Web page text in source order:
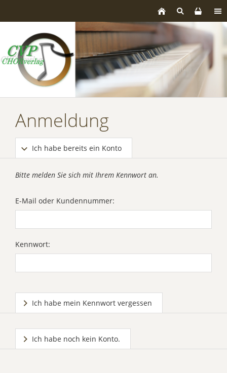
Anmeldung
Ich habe bereits ein Konto
Bitte melden Sie sich mit Ihrem Kennwort an.
E-Mail oder Kundennummer:
Kennwort:
Ich habe mein Kennwort vergessen
Ich habe noch kein Konto.